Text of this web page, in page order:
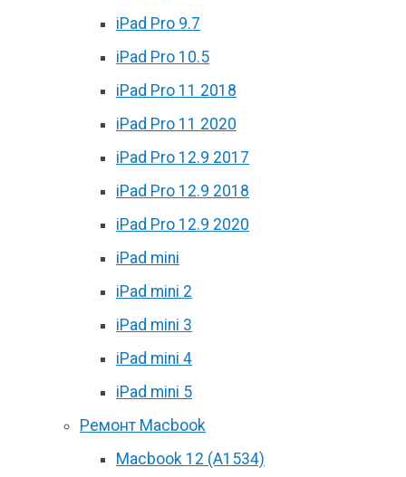
iPad Pro 9.7
iPad Pro 10.5
iPad Pro 11 2018
iPad Pro 11 2020
iPad Pro 12.9 2017
iPad Pro 12.9 2018
iPad Pro 12.9 2020
iPad mini
iPad mini 2
iPad mini 3
iPad mini 4
iPad mini 5
Ремонт Macbook
Macbook 12 (А1534)